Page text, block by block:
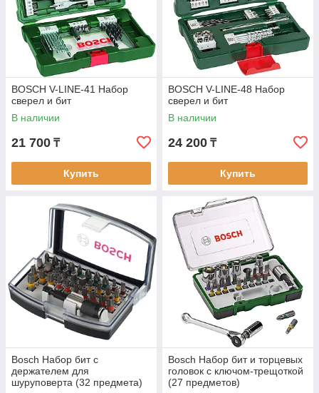
BOSCH V-LINE-41 Набор
сверел и бит
В наличии
21 700 ₸
Купить
BOSCH V-LINE-48 Набор
сверел и бит
В наличии
24 200 ₸
Купить
Bosch Набор бит с
держателем для
шуруповерта (32 предмета)
Bosch Набор бит и торцевых
головок с ключом-трещоткой
(27 предметов)